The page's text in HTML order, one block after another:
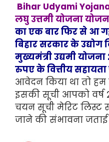
Bihar Udyami
लघु उत्तमी योजना
का एक बार फिर से आ
बिहार सरकार के उद्योग
मुख्यमंत्री उद्यमी
रुपए के वित्तीय सहायता
आवेदन किया था तो
इसकी सूची आपको वर्ष
चयन सूची मेरिट लिस्ट
जाने की संभावना जताई